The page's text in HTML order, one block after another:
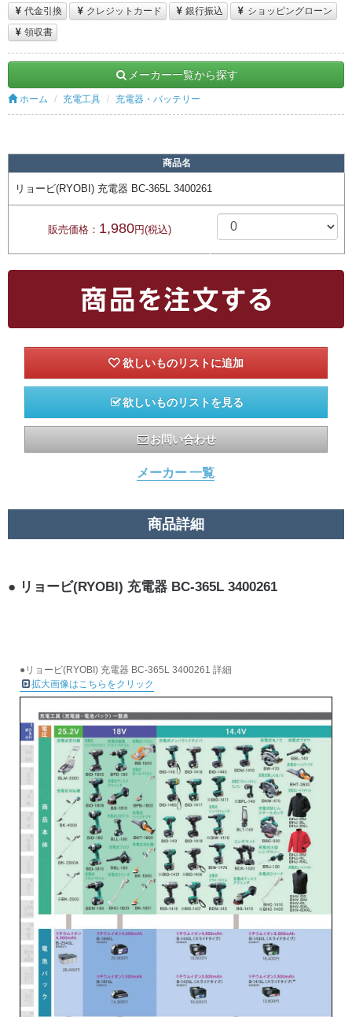
代金引換
クレジットカード 銀行振込
ショッピングローン
領収書
メーカー一覧から探す
ホーム 充電工具 充電器・バッテリー
商品名
リョービ(RYOBI) 充電器 BC-365L 3400261
販売価格： 1,980円(税込)
欲しいものリストを見る
お問い合わせ
メーカー 一覧
商品詳細
リョービ(RYOBI) 充電器 BC-365L 3400261
●リョービ(RYOBI) 充電器 BC-365L 3400261 詳細
拡大画像はこちらをクリック